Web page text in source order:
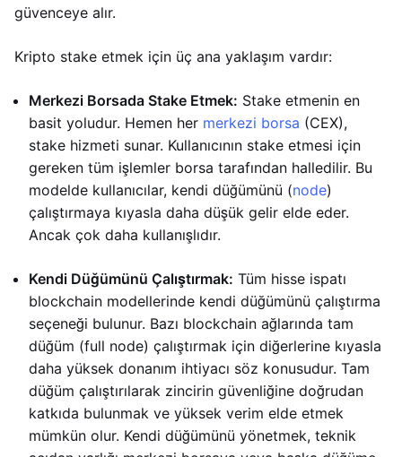
güvenceye alır.
Kripto stake etmek için üç ana yaklaşım vardır:
Merkezi Borsada Stake Etmek: Stake etmenin en
basit yoludur. Hemen her merkezi borsa (CEX),
stake hizmeti sunar. Kullanıcının stake etmesi için
gereken tüm işlemler borsa tarafından halledilir. Bu
modelde kullanıcılar, kendi düğümünü (node)
çalıştırmaya kıyasla daha düşük gelir elde eder.
Ancak çok daha kullanışlıdır.
Kendi Düğümünü Çalıştırmak: Tüm hisse ispatı
blockchain modellerinde kendi düğümünü çalıştırma
seçeneği bulunur. Bazı blockchain ağlarında tam
düğüm (full node) çalıştırmak için diğerlerine kıyasla
daha yüksek donanım ihtiyacı söz konusudur. Tam
düğüm çalıştırılarak zincirin güvenliğine doğrudan
katkıda bulunmak ve yüksek verim elde etmek
mümkün olur. Kendi düğümünü yönetmek, teknik